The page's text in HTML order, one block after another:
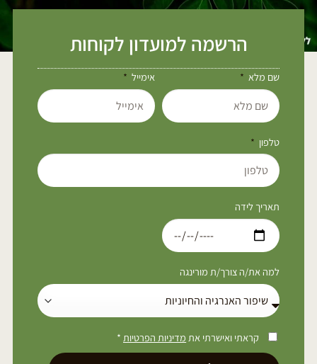
הרשמה למועדון לקוחות
שם מלא אימייל
טלפון
תאריך לידה
למה את/ה צורך/ת מורינגה
קראתי ואישרתי את מדיניות הפרטיות *